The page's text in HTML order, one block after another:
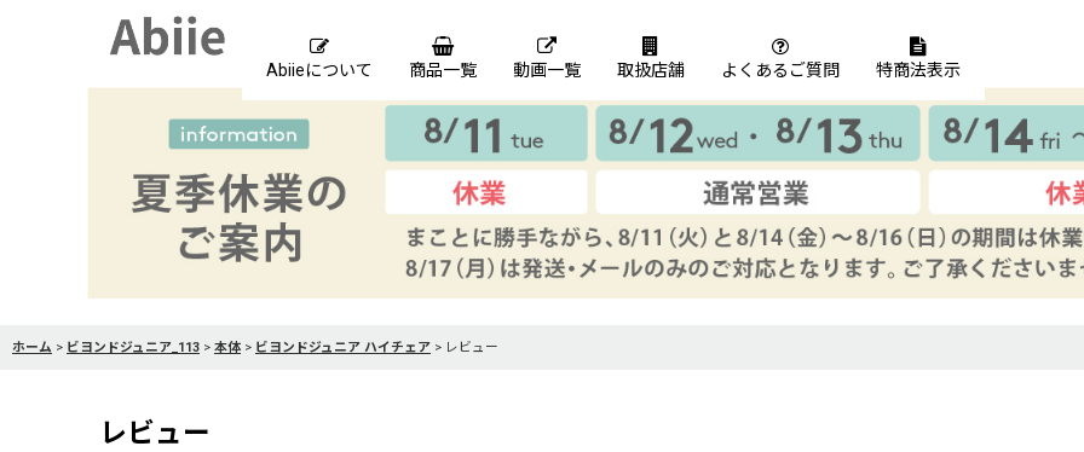
Abiieについて 商品一覧 動画一覧 取扱店舗 よくあるご質問 特商法表示
ホーム > ビヨンドジュニア_113 > 本体 > ビヨンドジュニア ハイチェア > レビュー
レビュー